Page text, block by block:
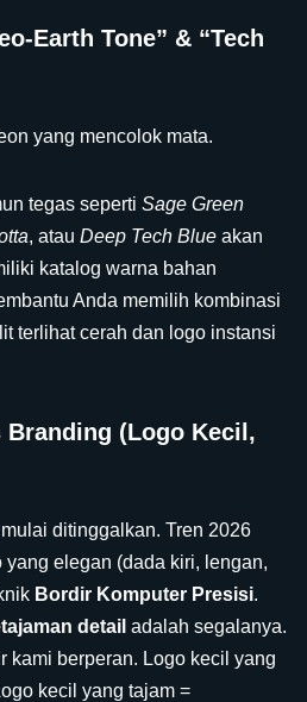
Earth Tone” & “Tech
yang mencolok mata.
tegas seperti Sage Green
, atau Deep Tech Blue akan
katalog warna bahan
Anda memilih kombinasi
terlihat cerah dan logo instansi
(Logo Kecil,
ditinggalkan. Tren 2026
elegan (dada kiri, lengan,
Bordir Komputer Presisi.
detail adalah segalanya.
kami berperan. Logo kecil yang
kecil yang tajam =